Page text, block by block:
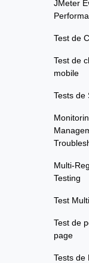
JMeter
Test de
Test de
mobile
Tests de
Multi-
Testing
Test
Test de
page
Tests de